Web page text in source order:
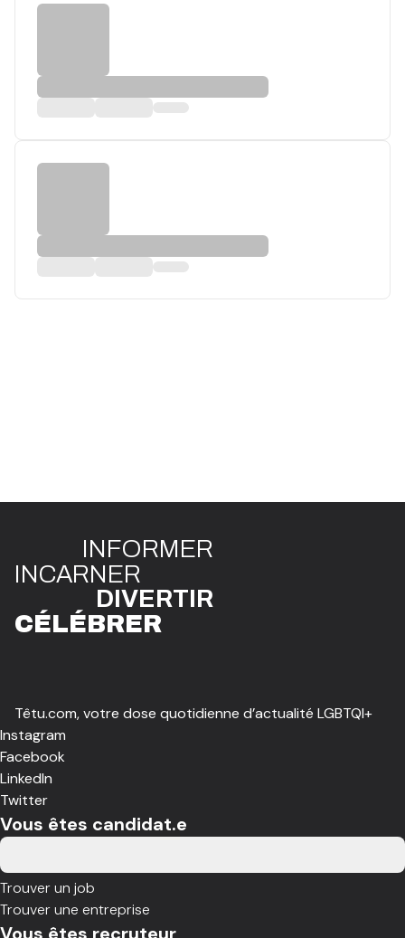
INFORMER
INCARNER
DIVERTIR
CÉLÉBRER
Têtu.com, votre dose quotidienne d’actualité LGBTQI+
Instagram
Facebook
LinkedIn
Twitter
Vous êtes candidat.e
Trouver un job
Trouver une entreprise